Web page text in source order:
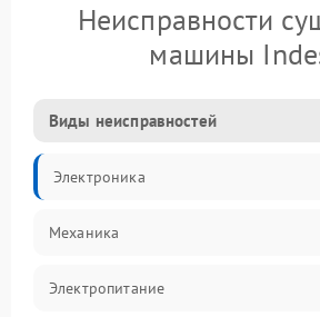
Неисправности
машины
Виды неисправностей
Электроника
Механика
Электропитание